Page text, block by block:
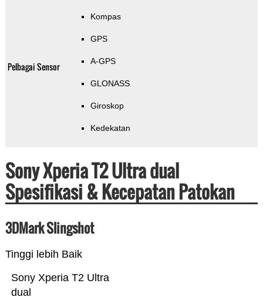
Pelbagai Sensor
Kompas
GPS
A-GPS
GLONASS
Giroskop
Kedekatan
Sony Xperia T2 Ultra dual
Spesifikasi & Kecepatan Patokan
3DMark Slingshot
Tinggi lebih Baik
Sony Xperia T2 Ultra
dual